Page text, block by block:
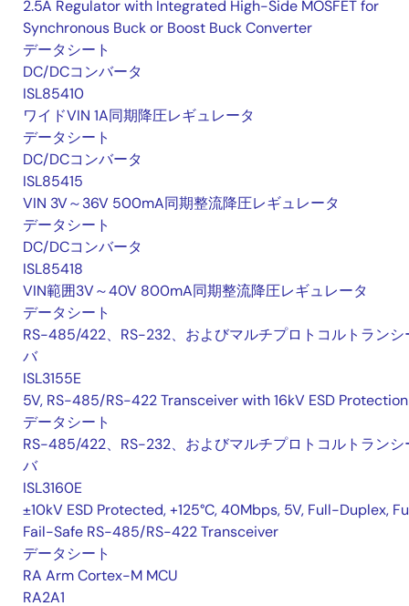
2.5A Regulator with Integrated High-Side MOSFET for
Synchronous Buck or Boost Buck Converter
データシート
DC/DCコンバータ
ISL85410
ワイドVIN 1A同期降圧レギュレータ
データシート
DC/DCコンバータ
ISL85415
VIN 3V～36V 500mA同期整流降圧レギュレータ
データシート
DC/DCコンバータ
ISL85418
VIN範囲3V～40V 800mA同期整流降圧レギュレータ
データシート
RS-485/422、RS-232、およびマルチプロトコルトランシ
バ
ISL3155E
5V, RS-485/RS-422 Transceiver with 16kV ESD Protection
データシート
RS-485/422、RS-232、およびマルチプロトコルトランシ
バ
ISL3160E
±10kV ESD Protected, +125°C, 40Mbps, 5V, Full-Duplex,
Fail-Safe RS-485/RS-422 Transceiver
データシート
RA Arm Cortex-M MCU
RA2A1